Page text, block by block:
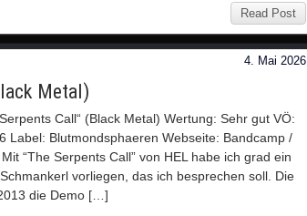
Read Post
4. Mai 2026
Metal)
Call“ (Black Metal) Wertung: Sehr gut VÖ:
Label: Blutmondsphaeren Webseite: Bandcamp /
“The Serpents Call” von HEL habe ich grad ein
vorliegen, das ich besprechen soll. Die
die Demo […]